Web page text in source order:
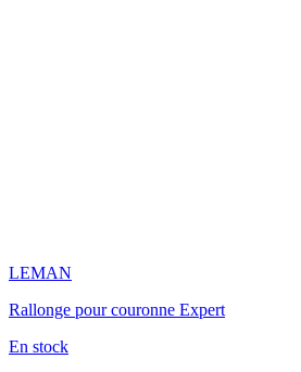
LEMAN
Rallonge pour couronne Expert
En stock